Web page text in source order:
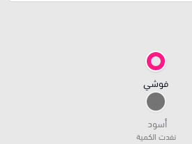
فوشي
أسود
نفدت الكمية